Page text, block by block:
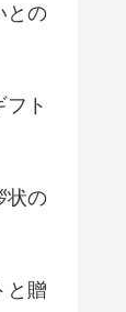
との
ト
状の
と贈